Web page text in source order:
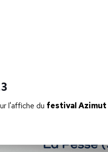
l'affiche du festival Azimut